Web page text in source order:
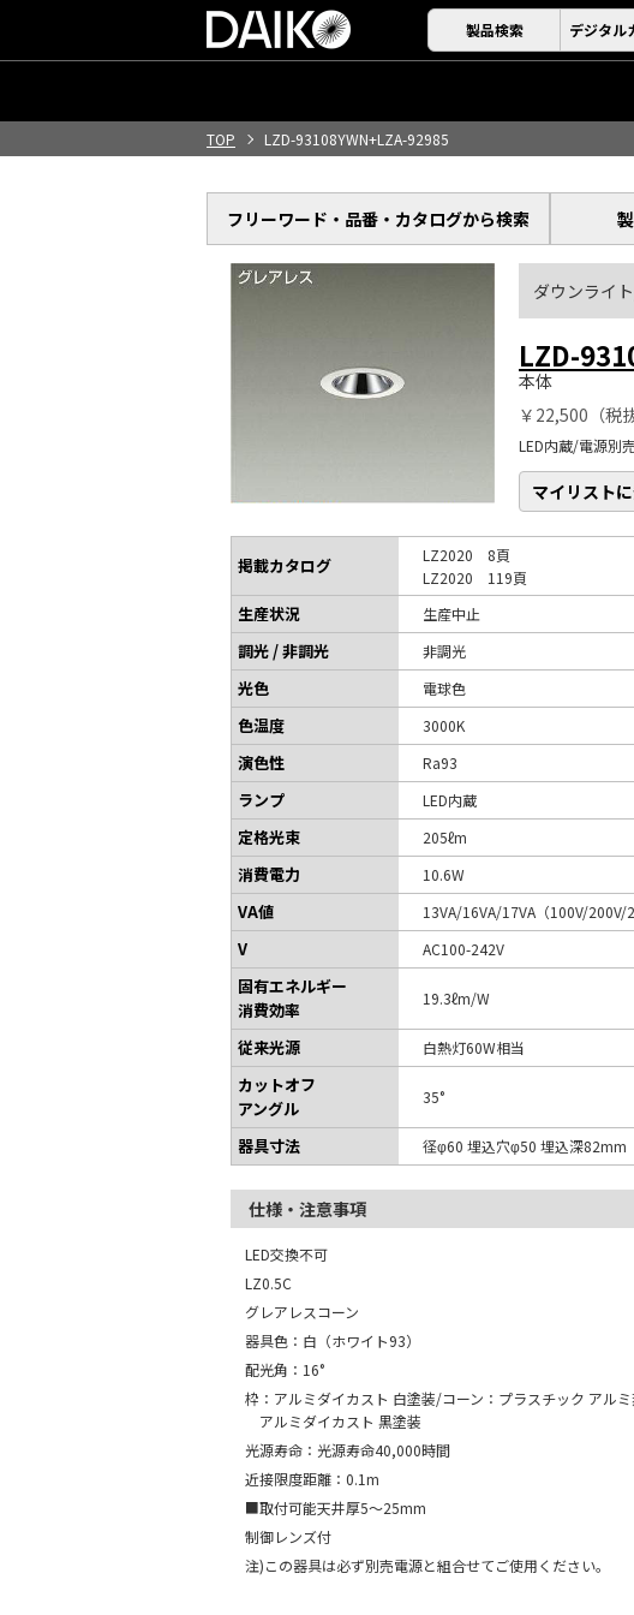
製品検索 デジタル
TOP
LZD-93108YWN+LZA-92985
フリーワード・品番・ カタログから検索
ダウンライ
LZD-
本体
￥22,500（税抜
LED内蔵/電源別売
マイリスト
掲載カタログ
LZ2020 8頁
LZ2020 119頁
生産状況 生産中止
調光 / 非調光 非調光
光色 電球色
色温度 3000K
演色性 Ra93
ランプ LED内蔵
定格光束 205ℓm
消費電力 10.6W
VA値 13VA/16VA/17VA（100V/200V/
V AC100-242V
固有エネルギー
消費効率
19.3ℓm/W
従来光源 白熱灯60W相当
カットオフ
アングル
35°
器具寸法 径φ60 埋込穴φ50 埋込深82mm
仕様・注意事項
LED交換不可
LZ0.5C
グレアレスコーン
器具色：白（ホワイト93）
配光角：16°
枠：アルミダイカスト 白塗装/コーン：プラスチック アル
アルミダイカスト 黒塗装
光源寿命：光源寿命40,000時間
近接限度距離：0.1m
■取付可能天井厚5～25mm
制御レンズ付
注)この器具は必ず別売電源と組合せてご使用ください。